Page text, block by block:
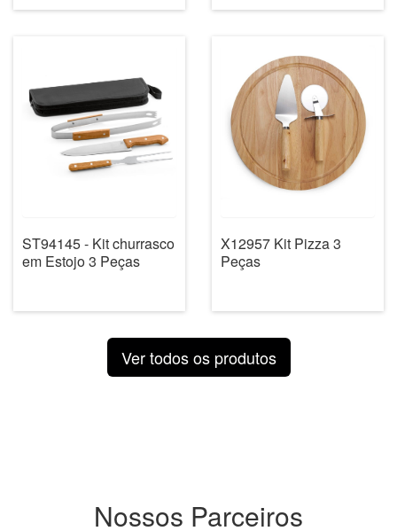
ST94145 - Kit churrasco
em Estojo 3 Peças
X12957 Kit Pizza 3
Peças
Ver todos os produtos
Nossos Parceiros